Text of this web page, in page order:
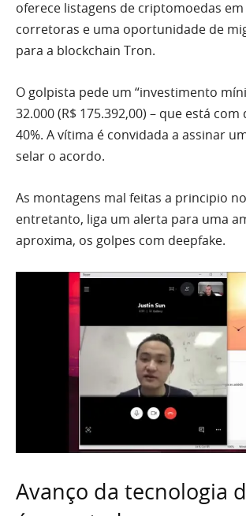
oferece listagens de criptomoedas em
corretoras e uma oportunidade de
para a blockchain Tron.
O golpista pede um “investimento
32.000 (R$ 175.392,00) – que está
40%. A vítima é convidada a assinar
selar o acordo.
As montagens mal feitas a principio
entretanto, liga um alerta para uma
aproxima, os golpes com deepfake.
Avanço da tecnologia